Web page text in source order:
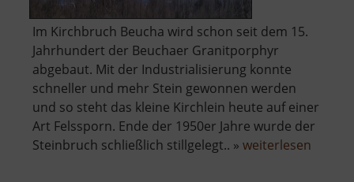
Im Kirchbruch Beucha wird schon seit dem 15.
Jahrhundert der Beuchaer Granitporphyr
abgebaut. Mit der Industrialisierung konnte
schneller und mehr Stein gewonnen werden
und so steht das kleine Kirchlein heute auf einer
Art Felssporn. Ende der 1950er Jahre wurde der
Steinbruch schließlich stillgelegt.. » weiterlesen